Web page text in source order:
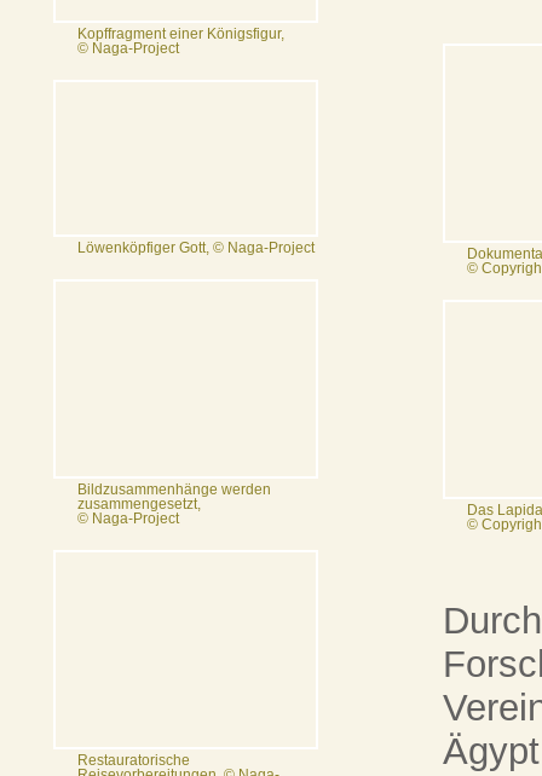
Kopffragment einer Königsfigur,
© Naga-Project
Löwenköpfiger Gott, © Naga-Project
Bildzusammenhänge werden
zusammengesetzt,
© Naga-Project
Restauratorische
©
Das
©